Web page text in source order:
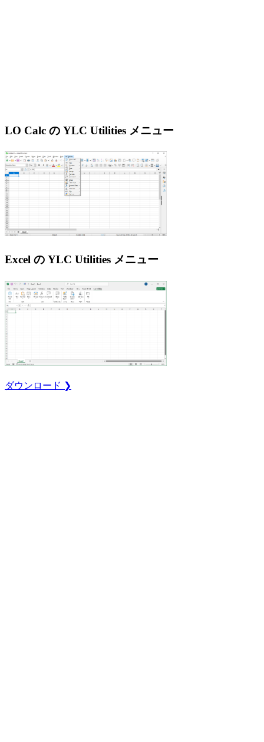
LO Calc の YLC Utilities メニュー
Excel の YLC Utilities メニュー
ダウンロード ❯